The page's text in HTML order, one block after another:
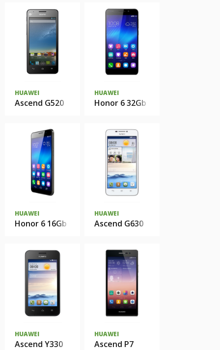
HUAWEI
Ascend G520
HUAWEI
Honor 6 32Gb
HUAWEI
Honor 6 16Gb
HUAWEI
Ascend G630
HUAWEI
Ascend Y330
HUAWEI
Ascend P7